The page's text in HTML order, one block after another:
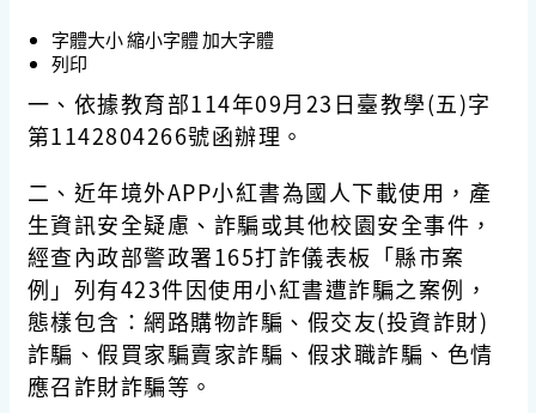
字體大小縮小字體加大字體
列印
一、依據教育部114年09月23日臺教學(五)字
第1142804266號函辦理。
二、近年境外APP小紅書為國人下載使用，產
生資訊安全疑慮、詐騙或其他校園安全事件，
經查內政部警政署165打詐儀表板「縣市案
例」列有423件因使用小紅書遭詐騙之案例，
態樣包含：網路購物詐騙、假交友(投資詐財)
詐騙、假買家騙賣家詐騙、假求職詐騙、色情
應召詐財詐騙等。